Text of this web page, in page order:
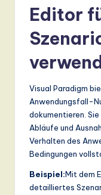
Editor
Visual Paradigm
Anwendungsfall-
dokumentieren.
Abläufe und
Verhalten des
Bedingungen
Beispiel:Mit dem
detailliertes